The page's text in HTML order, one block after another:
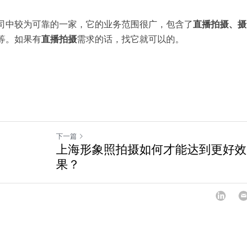
较为可靠的一家，它的业务范围很广，包含了直播拍摄、摄
。如果有直播拍摄需求的话，找它就可以的。
下一篇
上海形象照拍摄如何才能达到更好效
果？